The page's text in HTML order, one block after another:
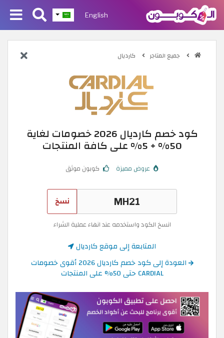
English
جميع المتاجر كارديال
كود خصم كارديال 2026 خصومات لغاية
50% + 5% على كافة المنتجات
عروض مميزة كوبون موثق
نسخ
انسخ الكود واستخدمه عند انهاء عملية الشراء
المتابعة إلى موقع كارديال
العودة إلى كود خصم كارديال 2026 أقوى خصومات
CARDIAL حتى 50% على المنتجات